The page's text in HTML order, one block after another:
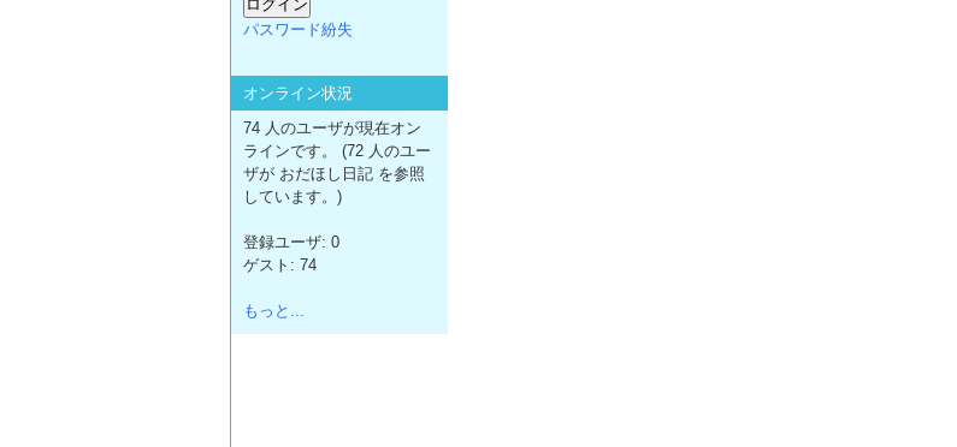
パスワード紛失
オンライン状況
74 人のユーザが現在オン
ラインです。 (72 人のユー
ザが おだほし日記 を参照
しています。)
登録ユーザ: 0
ゲスト: 74
もっと...